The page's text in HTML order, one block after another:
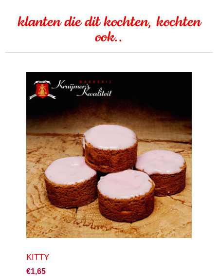
klanten die dit kochten, kochten
ook..
KITTY
€1,65